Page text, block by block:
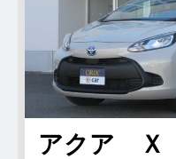
アクア Ｘ